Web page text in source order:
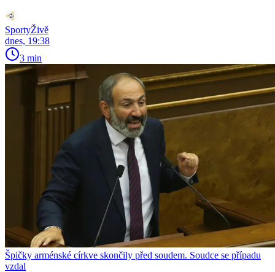
SportyŽivě
dnes, 19:38
3 min
Špičky arménské církve skončily před soudem. Soudce se případu
vzdal